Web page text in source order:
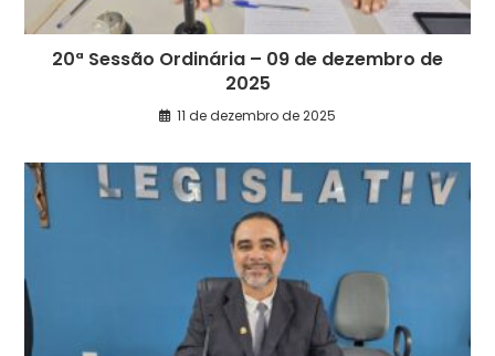
20ª Sessão Ordinária – 09 de dezembro de
2025
11 de dezembro de 2025